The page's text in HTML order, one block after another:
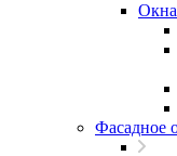
Фасадное